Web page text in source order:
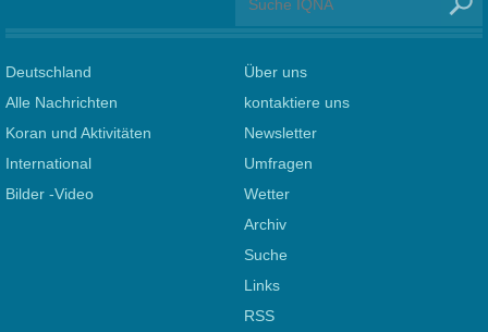
Deutschland
Alle Nachrichten
Koran und Aktivitäten
International
Bilder -Video
Über uns
kontaktiere uns
Newsletter
Umfragen
Wetter
Archiv
Suche
Links
RSS